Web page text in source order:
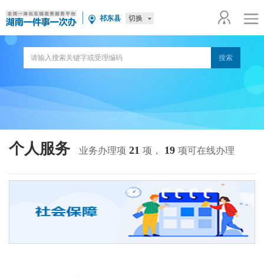
祁东县 切换
个人服务 业务办理项 21 项， 19 项可在线办理